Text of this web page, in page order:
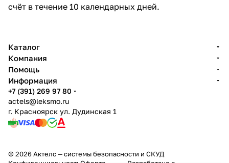
счёт в течение 10 календарных дней.
Каталог
Компания
Помощь
Информация
+7 (391) 269 97 80
actels@leksmo.ru
г. Красноярск ул. Дудинская 1
© 2026 Актелс — системы безопасности и СКУД